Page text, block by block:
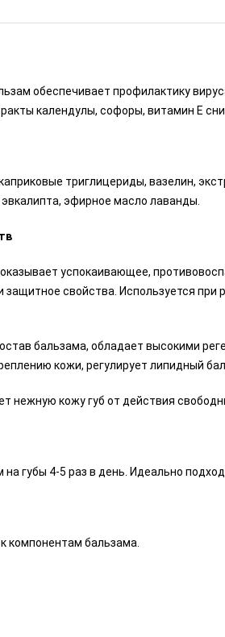
обеспечивает профилактику
календулы, софоры, витамин Е
триглицериды, вазелин,
эфирное масло лаванды.
успокаивающее,
свойства. Используется при
бальзама, обладает высокими
кожи, регулирует липидный
нежную кожу губ от действия
губы 4-5 раз в день. Идеально
компонентам бальзама.